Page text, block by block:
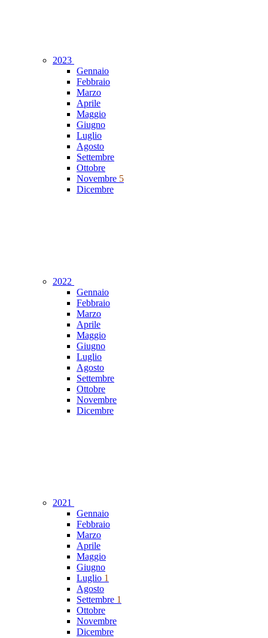
2023
Gennaio
Febbraio
Marzo
Aprile
Maggio
Giugno
Luglio
Agosto
Settembre
Ottobre
Novembre 5
Dicembre
2022
Gennaio
Febbraio
Marzo
Aprile
Maggio
Giugno
Luglio
Agosto
Settembre
Ottobre
Novembre
Dicembre
2021
Gennaio
Febbraio
Marzo
Aprile
Maggio
Giugno
Luglio 1
Agosto
Settembre 1
Ottobre
Novembre
Dicembre